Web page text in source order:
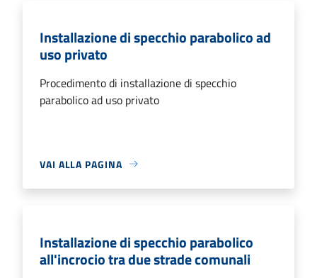
Installazione di specchio parabolico ad
uso privato
Procedimento di installazione di specchio
parabolico ad uso privato
VAI ALLA PAGINA
Installazione di specchio parabolico
all'incrocio tra due strade comunali